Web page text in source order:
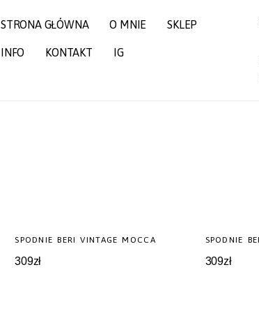
STRONA GŁÓWNA O MNIE SKLEP
INFO KONTAKT IG
SPODNIE BERI VINTAGE MOCCA
309zł
SPODNIE
309zł